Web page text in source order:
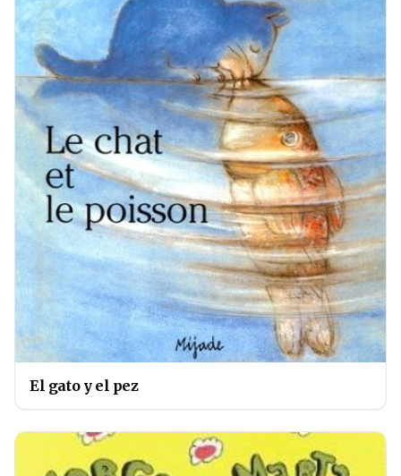
El gato y el pez